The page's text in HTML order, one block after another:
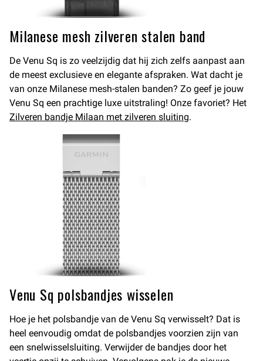
Milanese mesh zilveren stalen band
De Venu Sq is zo veelzijdig dat hij zich zelfs aanpast aan
de meest exclusieve en elegante afspraken. Wat dacht je
van onze Milanese mesh-stalen banden? Zo geef je jouw
Venu Sq een prachtige luxe uitstraling! Onze favoriet? Het
Zilveren bandje Milaan met zilveren sluiting.
Venu Sq polsbandjes wisselen
Hoe je het polsbandje van de Venu Sq verwisselt? Dat is
heel eenvoudig omdat de polsbandjes voorzien zijn van
een snelwisselsluiting. Verwijder de bandjes door het